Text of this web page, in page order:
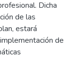
Dicha
de las
estará
de